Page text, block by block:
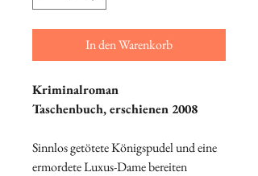
In den Warenkorb
Kriminalroman
Taschenbuch, erschienen 2008
Sinnlos getötete Königspudel und eine
ermordete Luxus-Dame bereiten